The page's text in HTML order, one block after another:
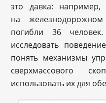
это давка:
на
погибли 36
исследовать
понять механизмы
сверхмассового
использовать их для